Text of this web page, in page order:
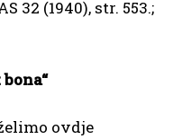
32 (1940), str. 553.;
ovdje